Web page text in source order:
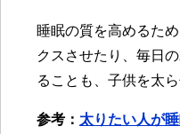
睡眠の質を高めるた
クスさせたり、毎日
ることも、子供を太
参考： 太りたい人が